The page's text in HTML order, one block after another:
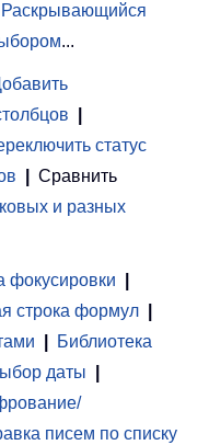
Раскрывающийся
...
статус
Сравнить
и разных
фокусировки
строка формул
Библиотека
даты
писем по списку